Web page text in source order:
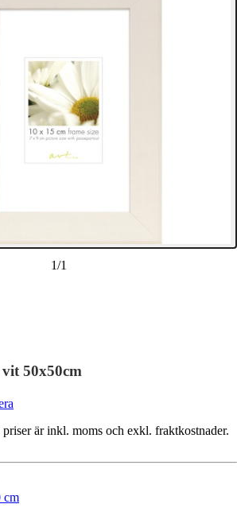
1/1
50x50cm
är inkl. moms och exkl. fraktkostnader.
cm